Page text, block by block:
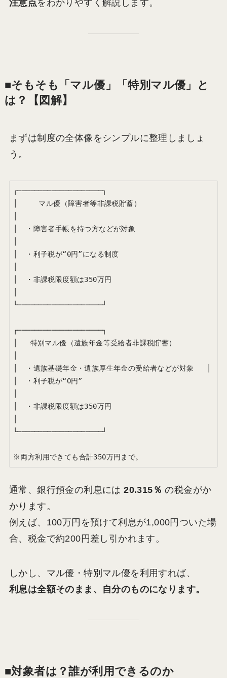
注意点をわかりやすく解説します。
■そもそも「マル優」「特別マル優」と
は？【図解】
まずは制度の全体像をシンプルに整理しましょ
う。
┌────────────────────┐
│     マル優（障害者等非課税貯蓄）
│  ・障害者手帳を持つ方などが対象
│  ・利子税が“0円”になる制度
│  ・非課税限度額は350万円
└────────────────────┘
┌────────────────────┐
│   特別マル優（遺族年金等受給者非課税貯蓄）
│  ・遺族基礎年金・遺族厚生年金の受給者などが対象   │
│  ・利子税が“0円”
│  ・非課税限度額は350万円
└────────────────────┘
通常、銀行預金の利息には20.315％ の税金がか
かります。
例えば、100万円を預けて利息が1,000円ついた場
合、税金で約200円差し引かれます。
しかし、マル優・特別マル優を利用すれば、
利息は全額そのまま、自分のものになります。
■対象者は？誰が利用できるのか